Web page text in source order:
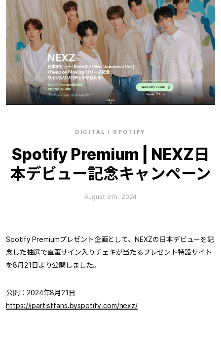
DIGITAL / SPOTIFY
Spotify Premium | NEXZ日
本デビュー記念キャンペーン
August 9th, 2024
Spotify Premiumプレゼント企画として、NEXZの日本デビューを記
念した抽選で直筆サイン入りチェキが当たるプレゼント特設サイト
を8月21日より公開しました。
公開：2024年8月21日
https://jpartistfans.byspotify.com/nexz/